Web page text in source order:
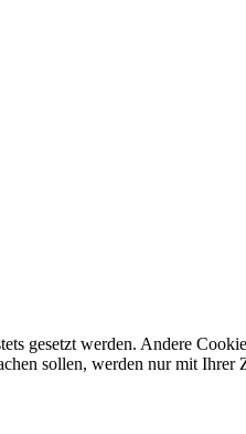
gesetzt werden. Andere
sollen, werden nur mit Ihrer